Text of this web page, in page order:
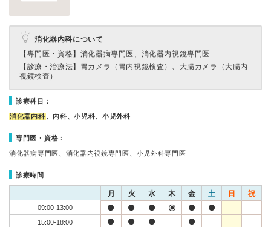
消化器内科について
【専門医・資格】 消化器病専門医、消化器内視鏡専門医
【診療・治療法】 胃カメラ（胃内視鏡検査）、大腸カメラ（大腸内
視鏡検査）
診療科目：
消化器内科 、内科、小児科、小児外科
専門医・資格：
消化器病専門医、消化器内視鏡専門医、小児外科専門医
診療時間
月 火 水 木 金 土 日 祝
09:00-13:00
15:00-18:00